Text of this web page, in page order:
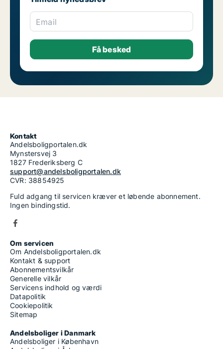
Email
Kontakt
Andelsboligportalen.dk
Mynstersvej 3
1827 Frederiksberg C
support@andelsboligportalen.dk
CVR: 38854925
Fuld adgang til servicen kræver et løbende abonnement.
Ingen bindingstid.
Om servicen
Om Andelsboligportalen.dk
Kontakt & support
Abonnementsvilkår
Generelle vilkår
Servicens indhold og værdi
Datapolitik
Cookiepolitik
Sitemap
Andelsboliger i Danmark
Andelsboliger i København